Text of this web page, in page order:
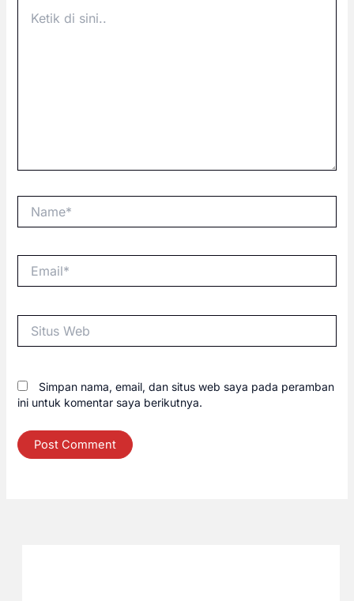
Web
Simpan nama, email, dan situs web saya pada peramban
ini untuk komentar saya berikutnya.